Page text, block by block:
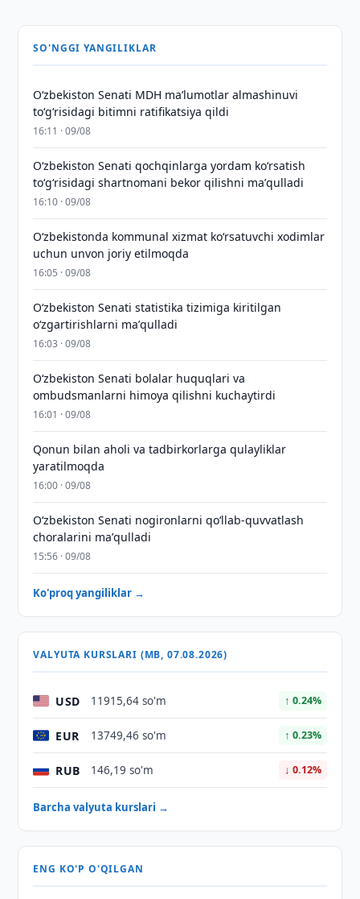
SO'NGGI YANGILIKLAR
Oʻzbekiston Senati MDH maʼlumotlar almashinuvi
toʻgʻrisidagi bitimni ratifikatsiya qildi
16:11 · 09/08
Oʻzbekiston Senati qochqinlarga yordam koʻrsatish
toʻgʻrisidagi shartnomani bekor qilishni maʼqulladi
16:10 · 09/08
Oʻzbekistonda kommunal xizmat koʻrsatuvchi xodimlar
uchun unvon joriy etilmoqda
16:05 · 09/08
Oʻzbekiston Senati statistika tizimiga kiritilgan
oʻzgartirishlarni maʼqulladi
16:03 · 09/08
Oʻzbekiston Senati bolalar huquqlari va
ombudsmanlarni himoya qilishni kuchaytirdi
16:01 · 09/08
Qonun bilan aholi va tadbirkorlarga qulayliklar
yaratilmoqda
16:00 · 09/08
Oʻzbekiston Senati nogironlarni qoʻllab-quvvatlash
choralarini maʼqulladi
15:56 · 09/08
Ko'proq yangiliklar →
VALYUTA KURSLARI (MB, 07.08.2026)
USD 11915,64 so'm ↑ 0.24%
EUR 13749,46 so'm ↑ 0.23%
RUB 146,19 so'm ↓ 0.12%
Barcha valyuta kurslari →
ENG KO'P O'QILGAN